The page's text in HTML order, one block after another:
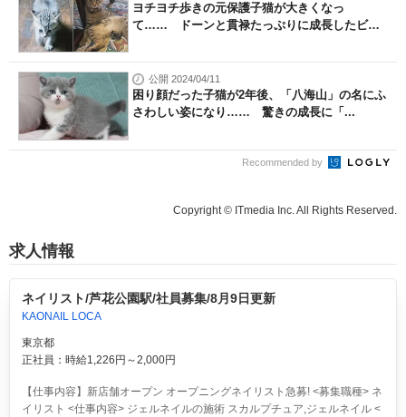
ヨチヨチ歩きの元保護子猫が大きくなっ
て…… ドーンと貫禄たっぷりに成長したビフ
公開 2024/04/11
困り顔だった子猫が2年後、「八海山」の名にふ
さわしい姿になり…… 驚きの成長に「...
Recommended by
Copyright © ITmedia Inc. All Rights Reserved.
求人情報
ネイリスト/芦花公園駅/社員募集/8月9日更新
KAONAIL LOCA
東京都
正社員：時給1,226円～2,000円
【仕事内容】新店舗オープン オープニングネイリスト急募! <募集職種> ネ
イリスト <仕事内容> ジェルネイルの施術 スカルプチュア,ジェルネイル <